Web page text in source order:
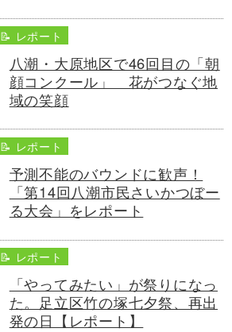
📝 レポート
八潮・大原地区で46回目の「朝
顔コンクール」 花がつなぐ地
域の笑顔
📝 レポート
予測不能のバウンドに歓声！
「第14回八潮市民さいかつぼー
る大会」をレポート
📝 レポート
「やってみたい」が祭りになっ
た。足立区竹の塚七夕祭、再出
発の日【レポート】